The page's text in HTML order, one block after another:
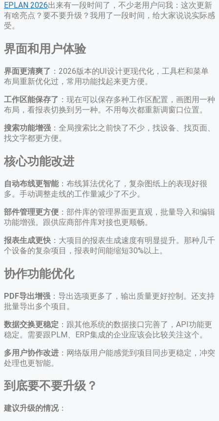
EPLAN 2026出来有一段时间了，不少老用户问我：这次更新
有啥亮点？要不要升级？我用了一段时间，给大家说说实际感
受。
界面和用户体验
界面更清爽了 ：2026版本的UI设计更现代化，工具栏和菜单
布局重新优化过，常用功能找起来更方便。
工作区能保存了 ：现在可以保存多种工作区配置，画图用一种
布局，看报表切换到另一种。不用每次都重新调窗口位置。
搜索功能增强 ：全局搜索比之前快了不少，找设备、找页面、
找文字都更方便。
核心功能改进
自动布线更智能：布线算法优化了，复杂图纸上的表现好很
多。手动调整走线的工作量减少了不少。
部件管理更方便 ：部件库的管理界面更直观，批量导入和编辑
功能增强。跟供应商部件库对接也更顺畅。
报表生成更快 ：大项目的报表生成速度有明显提升。那种几千
个设备的复杂项目，报表时间能缩短30%以上。
协作功能优化
PDF导出增强 ：导出选项更多了，输出质量更好控制。还支持
批量导出多个项目。
数据交换更稳定 ：跟其他系统的数据接口完善了，API功能更
稳定。需要跟PLM、ERP集成的企业应该会比较关注这个。
多用户协作改进 ：网络版用户能感觉到项目同步更稳定，冲突
处理也更智能。
到底要不要升级？
建议升级的情况：